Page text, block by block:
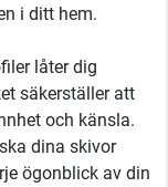
i ditt hem.
låter dig
säkerställer att
och känsla.
dina skivor
ögonblick av din